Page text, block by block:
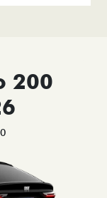
200